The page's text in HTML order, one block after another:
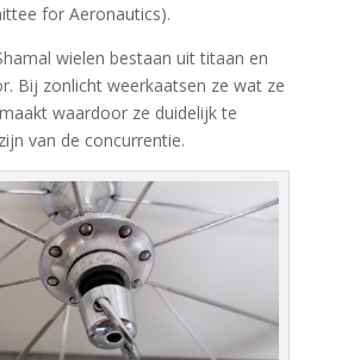
for Aeronautics).
wielen bestaan uit titaan en
Bij zonlicht weerkaatsen ze wat ze
waardoor ze duidelijk te
van de concurrentie.